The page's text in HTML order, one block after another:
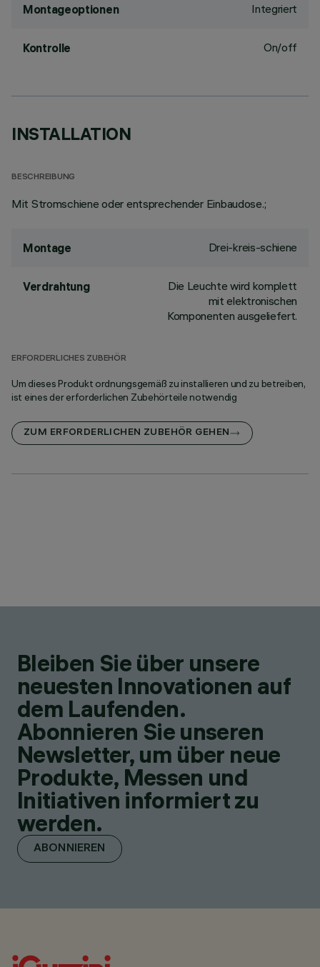
Montageoptionen Integriert
Kontrolle On/off
INSTALLATION
BESCHREIBUNG
Mit Stromschiene oder entsprechender Einbaudose.;
Montage Drei-kreis-schiene
Verdrahtung
Die Leuchte wird komplett
mit elektronischen
Komponenten ausgeliefert.
ERFORDERLICHES ZUBEHÖR
Um dieses Produkt ordnungsgemäß zu installieren und zu betreiben,
ist eines der erforderlichen Zubehörteile notwendig
ZUM ERFORDERLICHEN ZUBEHÖR GEHEN
Bleiben Sie über unsere
neuesten Innovationen auf
dem Laufenden.
Abonnieren Sie unseren
Newsletter, um über neue
Produkte, Messen und
Initiativen informiert zu
werden.
ABONNIEREN